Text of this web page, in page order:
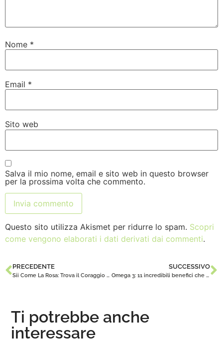
Nome *
Email *
Sito web
Salva il mio nome, email e sito web in questo browser
per la prossima volta che commento.
Questo sito utilizza Akismet per ridurre lo spam. Scopri
come vengono elaborati i dati derivati dai commenti.
PRECEDENTE
Sii Come La Rosa: Trova il Coraggio di Essere Autenticamente Te Stesso
SUCCESSIVO
Omega 3: 11 incredibili benefici che devi conoscere
Ti potrebbe anche
interessare